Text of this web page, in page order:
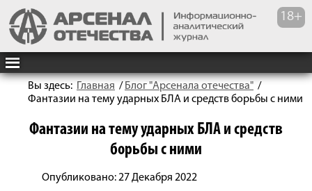
Вы здесь: Главная / Блог "Арсенала отечества" /
Фантазии на тему ударных БЛА и средств борьбы с ними
Фантазии на тему ударных БЛА и средств
борьбы с ними
Опубликовано: 27 Декабря 2022